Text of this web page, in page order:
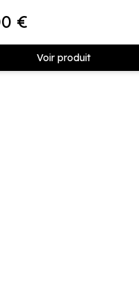
€
Voir produit